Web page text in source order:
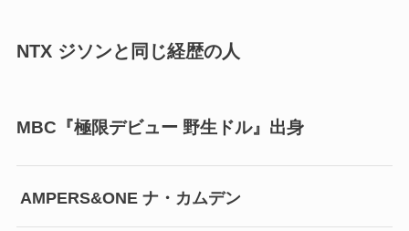
NTX ジソンと同じ経歴の人
MBC『極限デビュー 野生ドル』出身
AMPERS&ONE ナ・カムデン